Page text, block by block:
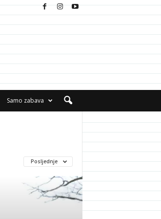
Samo zabava
Posljednje